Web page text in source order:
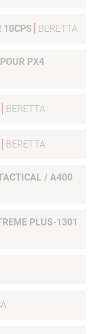
10CPS BERETTA
PX4
BERETTA
BERETTA
/ A400
PLUS-1301